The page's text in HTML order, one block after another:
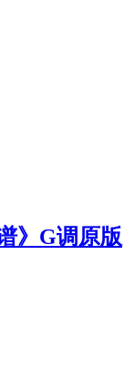
》G调原版